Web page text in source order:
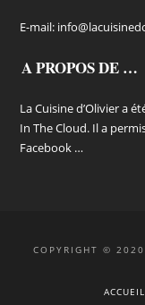
E-mail:
A PROPOS DE …
La Cuisine d’Olivier a
In The Cloud. Il a
Facebook …
COPYRIGHT © 2020
ACCUEIL